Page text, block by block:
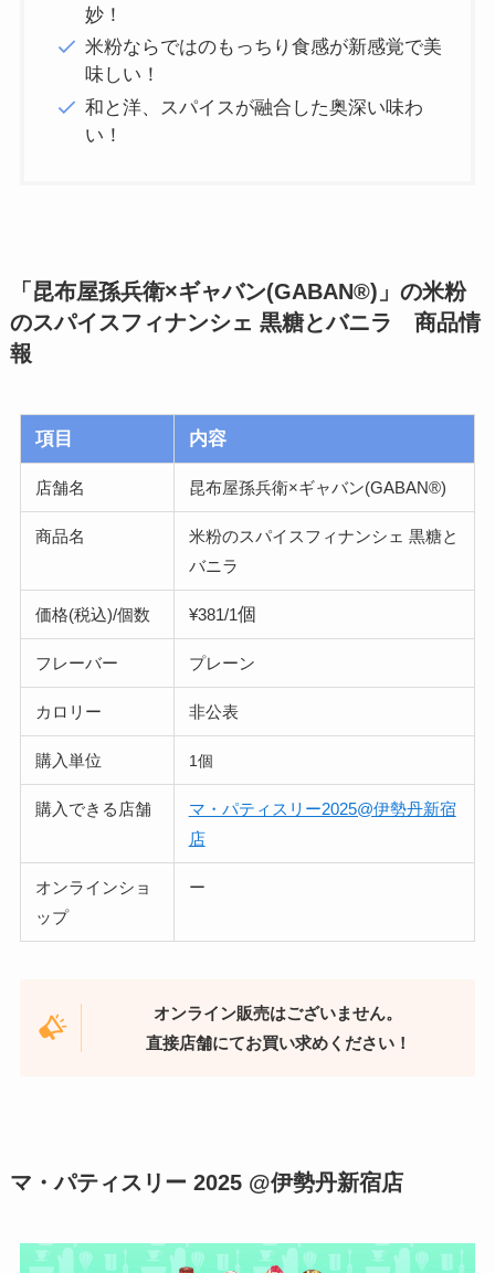
妙！
米粉ならではのもっちり食感が新感覚で美
味しい！
和と洋、スパイスが融合した奥深い味わ
い！
「昆布屋孫兵衛×ギャバン(GABAN®)」の米粉
のスパイスフィナンシェ 黒糖とバニラ 商品情
報
項目 内容
店舗名 昆布屋孫兵衛×ギャバン(GABAN®)
商品名
米粉のスパイスフィナンシェ 黒糖と
バニラ
価格(税込)/個数 ¥381/1個
フレーバー プレーン
カロリー 非公表
購入単位 1個
購入できる店舗
マ・パティスリー2025@伊勢丹新宿
店
オンラインショ
ップ
ー
オンライン販売はございません。
直接店舗にてお買い求めください！
マ・パティスリー 2025 @伊勢丹新宿店